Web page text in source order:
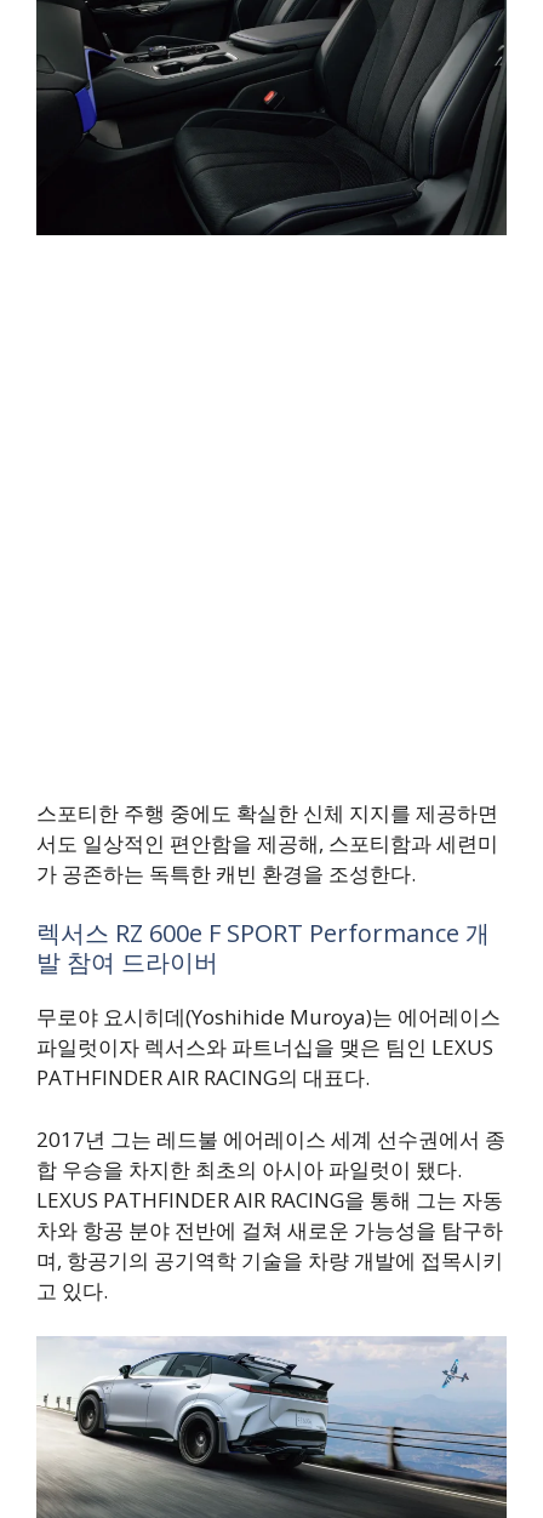
스포티한 주행 중에도 확실한 신체 지지를 제공하면
서도 일상적인 편안함을 제공해, 스포티함과 세련미
가 공존하는 독특한 캐빈 환경을 조성한다.
렉서스 RZ 600e F SPORT Performance 개
발 참여 드라이버
무로야 요시히데(Yoshihide Muroya)는 에어레이스
파일럿이자 렉서스와 파트너십을 맺은 팀인 LEXUS
PATHFINDER AIR RACING의 대표다.
2017년 그는 레드불 에어레이스 세계 선수권에서 종
합 우승을 차지한 최초의 아시아 파일럿이 됐다.
LEXUS PATHFINDER AIR RACING을 통해 그는 자동
차와 항공 분야 전반에 걸쳐 새로운 가능성을 탐구하
며, 항공기의 공기역학 기술을 차량 개발에 접목시키
고 있다.